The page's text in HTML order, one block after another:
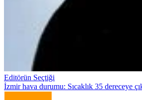
Editörün Seçtiği
İzmir hava durumu: Sıcaklık 35 dereceye